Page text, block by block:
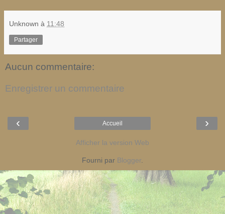
Unknown à 11:48
Partager
Aucun commentaire:
Enregistrer un commentaire
‹ ›
Accueil
Afficher la version Web
Fourni par Blogger